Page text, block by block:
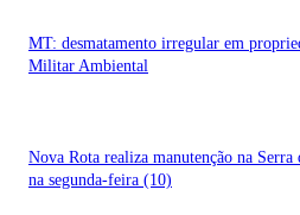
MT: desmatamento irregular em
Militar Ambiental
Nova Rota realiza manutenção na
na segunda-feira (10)